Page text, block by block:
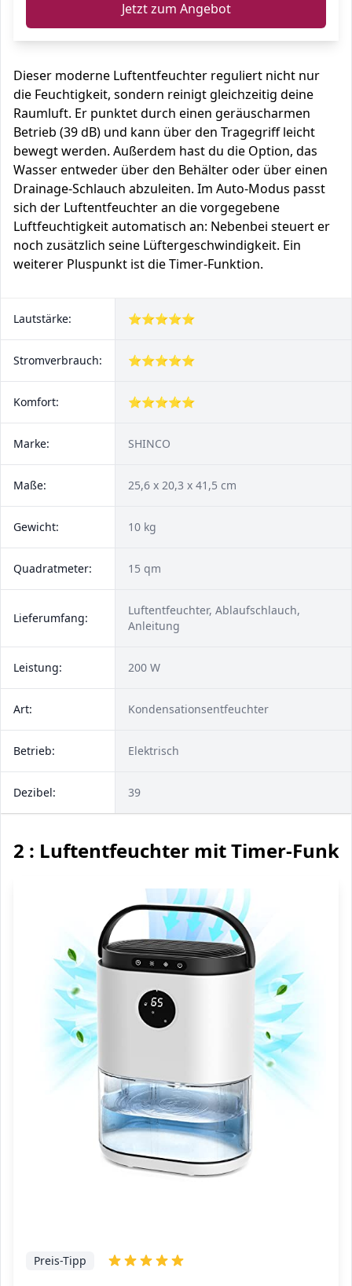
Jetzt zum Angebot
Dieser moderne Luftentfeuchter reguliert nicht nur
die Feuchtigkeit, sondern reinigt gleichzeitig deine
Raumluft. Er punktet durch einen geräuscharmen
Betrieb (39 dB) und kann über den Tragegriff leicht
bewegt werden. Außerdem hast du die Option, das
Wasser entweder über den Behälter oder über einen
Drainage-Schlauch abzuleiten. Im Auto-Modus passt
sich der Luftentfeuchter an die vorgegebene
Luftfeuchtigkeit automatisch an: Nebenbei steuert er
noch zusätzlich seine Lüftergeschwindigkeit. Ein
weiterer Pluspunkt ist die Timer-Funktion.
Lautstärke: ⭐⭐⭐⭐⭐
Stromverbrauch: ⭐⭐⭐⭐⭐
Komfort: ⭐⭐⭐⭐⭐
Marke: SHINCO
Maße: 25,6 x 20,3 x 41,5 cm
Gewicht: 10 kg
Quadratmeter: 15 qm
Lieferumfang:
Luftentfeuchter, Ablaufschlauch,
Anleitung
Leistung: 200 W
Art: Kondensationsentfeuchter
Betrieb: Elektrisch
Dezibel: 39
2 : Luftentfeuchter mit Timer-
Preis-Tipp